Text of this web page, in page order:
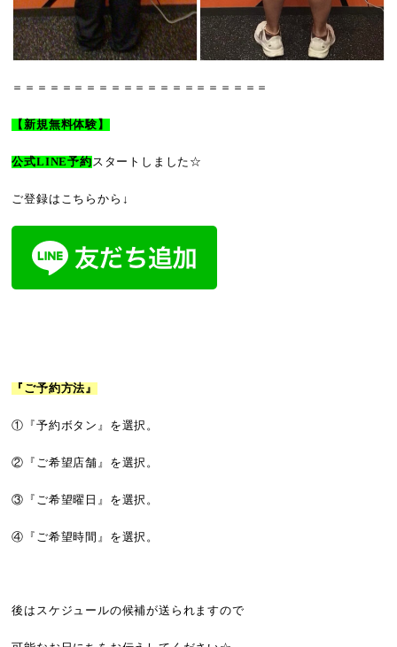
＝＝＝＝＝＝＝＝＝＝＝＝＝＝＝＝＝＝＝＝＝
【新規無料体験】
公式LINE予約スタートしました☆
ご登録はこちらから↓
『ご予約方法』
①『予約ボタン』を選択。
②『ご希望店舗』を選択。
③『ご希望曜日』を選択。
④『ご希望時間』を選択。
後はスケジュールの候補が送られますので